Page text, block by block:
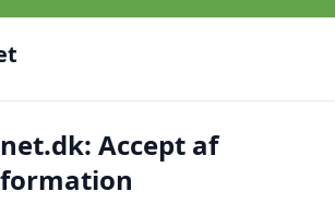
guides og grej til livet under åben
Sikker nethandelAccept af